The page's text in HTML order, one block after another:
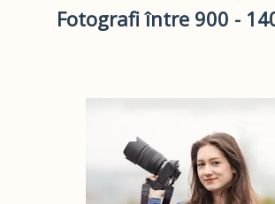
Fotografi între 900 -